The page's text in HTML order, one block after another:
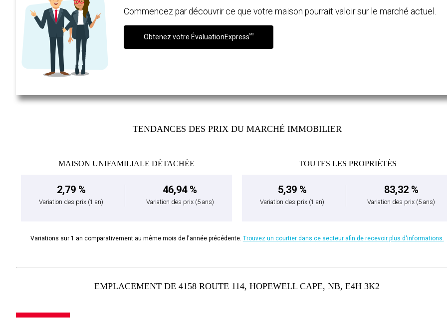
Commencez par découvrir ce que votre maison pourrait valoir sur le marché actuel.
Obtenez votre ÉvaluationExpressMC
TENDANCES DES PRIX DU MARCHÉ IMMOBILIER
MAISON UNIFAMILIALE DÉTACHÉE
2,79 %
Variation des prix (1 an)
46,94 %
Variation des prix (5 ans)
TOUTES LES PROPRIÉTÉS
5,39 %
Variation des prix (1 an)
83,32 %
Variation des prix (5 ans)
Variations sur 1 an comparativement au même mois de l'année précédente. Trouvez un courtier dans ce secteur afin de recevoir plus d'informations.
EMPLACEMENT DE 4158 ROUTE 114, HOPEWELL CAPE, NB, E4H 3K2